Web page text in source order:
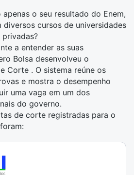
o seu resultado do Enem,
cursos de universidades
a entender as suas
Bolsa desenvolveu o
Corte . O sistema reúne os
e mostra o desempenho
uma vaga em um dos
do governo.
de corte registradas para o